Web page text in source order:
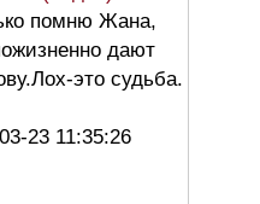
помню Жана,
дают
это судьба.
23 11:35:26